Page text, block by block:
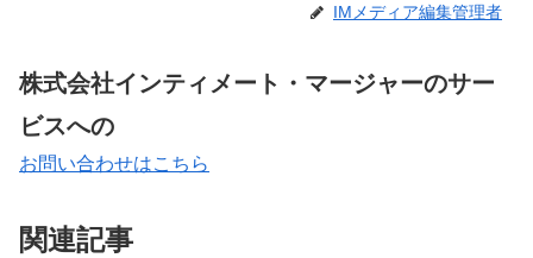
IMメディア編集管理者
株式会社インティメート・マージャーのサー
ビスへの
お問い合わせはこちら
関連記事